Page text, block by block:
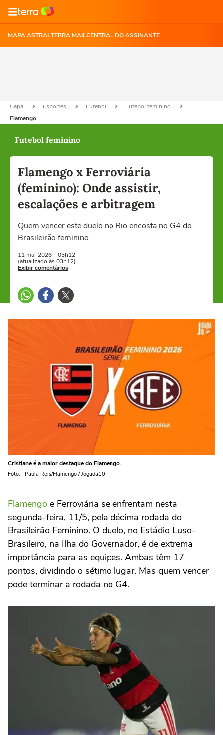
MAPA ASTRALTERRA MAILCENTRAL DO ASSINANTE
Capa Esportes Futebol
Futebol feminino
Flamengo
Futebol feminino
Flamengo x Ferroviária
(feminino): Onde assistir,
escalações e arbitragem
Quem vencer este duelo no Rio encosta no G4 do
Brasileirão feminino
11 mai 2026 - 03h12
(atualizado às 03h12)
Exibir comentários
Cristiane é a maior destaque do Flamengo.
Foto: Paula Reis/Flamengo / Jogada10
Flamengo e Ferroviária se enfrentam nesta
segunda-feira, 11/5, pela décima rodada do
Brasileirão Feminino. O duelo, no Estádio Luso-
Brasileiro, na Ilha do Governador, é de extrema
importância para as equipes. Ambas têm 17
pontos, dividindo o sétimo lugar. Mas quem vencer
pode terminar a rodada no G4.